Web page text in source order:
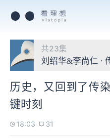
共23集
刘绍华&李尚仁 ·
历史，又回到了传
键时刻
18:03 31